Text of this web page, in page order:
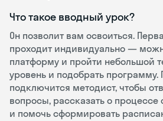
Что такое вводный урок?
Он позволит вам освоиться.
проходит индивидуально —
платформу и пройти небольшой
уровень и подобрать программу.
подключится методист, чтобы
вопросы, рассказать о процессе
и помочь сформировать